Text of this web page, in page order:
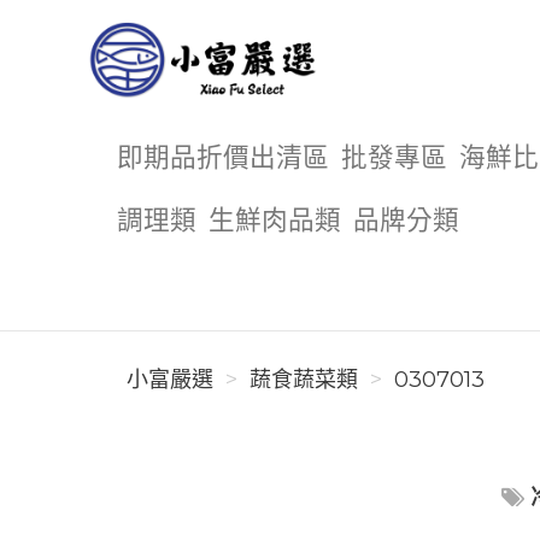
即期品折價出清區 批發專區 海鮮
調理類 生鮮肉品類 品牌分類
小富嚴選 蔬食蔬菜類 0307013